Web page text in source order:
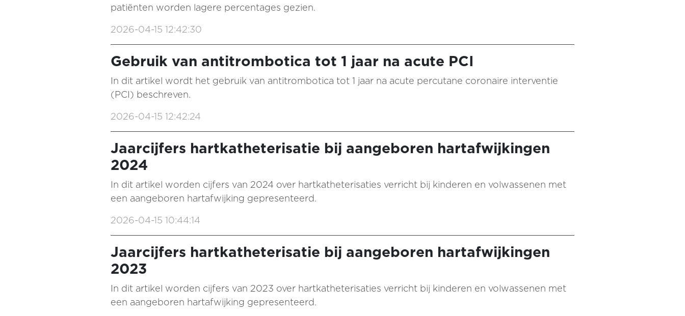
patiënten worden lagere percentages gezien.
2026-04-15 12:42:30
Gebruik van antitrombotica tot 1 jaar na acute PCI
In dit artikel wordt het gebruik van antitrombotica tot 1 jaar na acute percutane coronaire interventie
(PCI) beschreven.
2026-04-15 12:42:24
Jaarcijfers hartkatheterisatie bij aangeboren hartafwijkingen
2024
In dit artikel worden cijfers van 2024 over hartkatheterisaties verricht bij kinderen en volwassenen met
een aangeboren hartafwijking gepresenteerd.
2026-04-15 10:44:14
Jaarcijfers hartkatheterisatie bij aangeboren hartafwijkingen
2023
In dit artikel worden cijfers van 2023 over hartkatheterisaties verricht bij kinderen en volwassenen met
een aangeboren hartafwijking gepresenteerd.